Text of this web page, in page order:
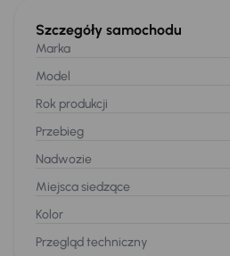
Szczegóły samochodu
Marka
Model
Rok produkcji
Przebieg
Nadwozie
Miejsca siedzące
Kolor
Przegląd techniczny